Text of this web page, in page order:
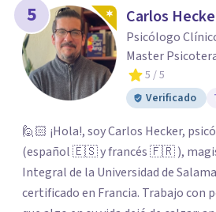
5 Carlos
Psicólogo
Master
5 / 5
Verificado
🙋🏻 ¡Hola!, soy Carlos Hecker,
(español 🇪🇸 y francés 🇫🇷 ),
Integral de la Universidad de
certificado en Francia. Trabajo con personas que sienten